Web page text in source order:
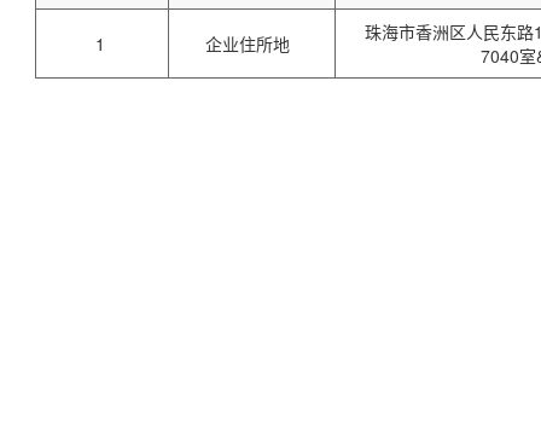
1 企业住所地
珠海市香洲区人民东
7040室